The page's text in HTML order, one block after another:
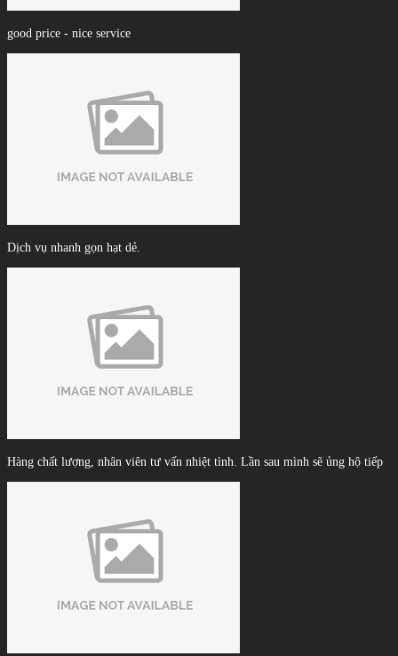
good price - nice service
Dịch vụ nhanh gọn hạt dẻ.
Hàng chất lượng, nhân viên tư vấn nhiệt tình. Lần sau mình sẽ ủng hộ tiếp